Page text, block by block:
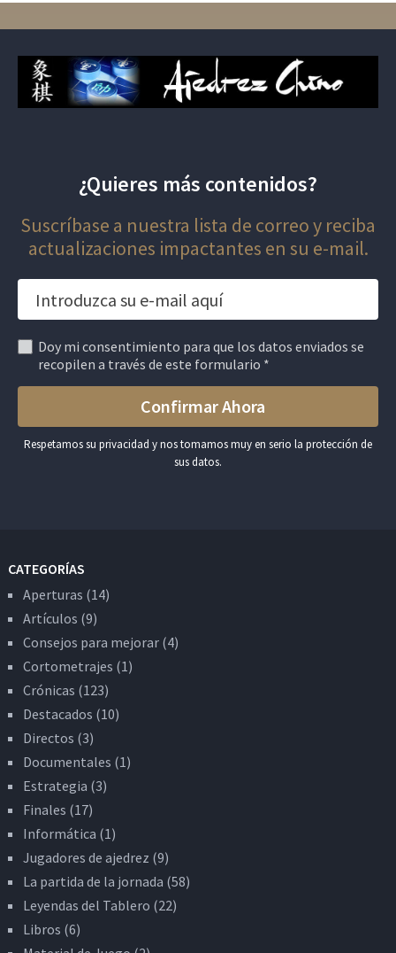
¿Quieres más contenidos?
Suscríbase a nuestra lista de correo y reciba
actualizaciones impactantes en su e-mail.
Doy mi consentimiento para que los datos enviados se
recopilen a través de este formulario *
Respetamos su privacidad y nos tomamos muy en serio la protección de
sus datos.
CATEGORÍAS
Aperturas (14)
Artículos (9)
Consejos para mejorar(4)
Cortometrajes (1)
Crónicas (123)
Destacados (10)
Directos (3)
Documentales (1)
Estrategia (3)
Finales (17)
Informática (1)
Jugadores de ajedrez (9)
La partida de la jornada (58)
Leyendas del Tablero (22)
Libros (6)